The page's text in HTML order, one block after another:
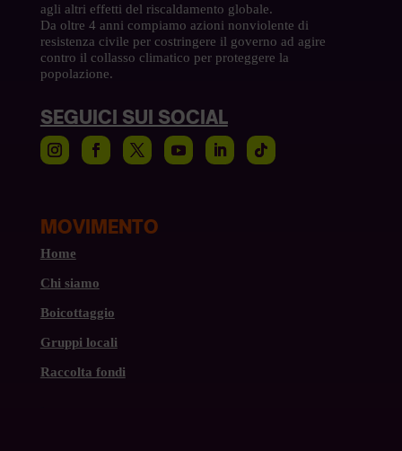
agli altri effetti del riscaldamento globale.
Da oltre 4 anni compiamo azioni nonviolente di
resistenza civile per costringere il governo ad agire
contro il collasso climatico per proteggere la
popolazione.
SEGUICI SUI SOCIAL
MOVIMENTO
Home
Chi siamo
Boicottaggio
Gruppi locali
Raccolta fondi